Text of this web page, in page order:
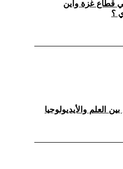
في قطاع غزة وأين
؟